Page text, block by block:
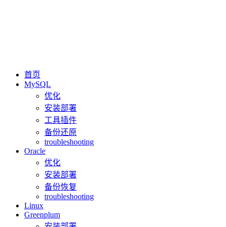
首页
MySQL
优化
安装部署
工具插件
备份还原
troubleshooting
Oracle
优化
安装部署
备份恢复
troubleshooting
Linux
Greenplum